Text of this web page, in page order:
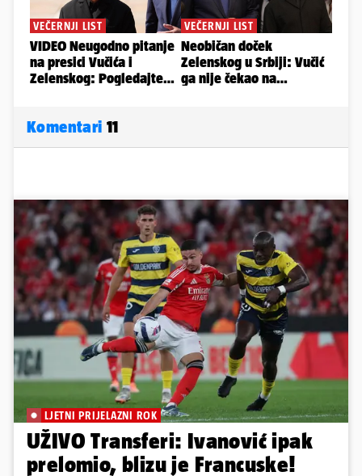
Komentari 11
LJETNI PRIJELAZNI ROK
UŽIVO Transferi: Ivanović ipak
prelomio, blizu je Francuske!